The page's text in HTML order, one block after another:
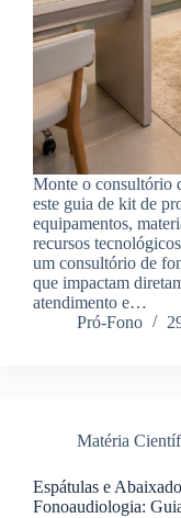
Monte o consultório
este guia de kit de
equipamentos,
recursos
um consultório de
que impactam
atendimento e…
Pró-Fono
Matéria
Espátulas e
Fonoaudiologia: